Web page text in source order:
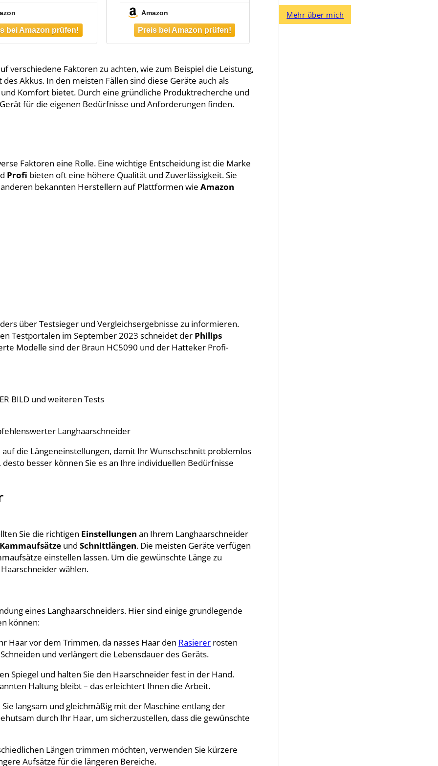
mit Kabel
Haartrimmer Bartschneider
Barttrimmer
Präzisionstrimmer
Langhaarschneider
Wasserdicht 3 In 1
Amazon
verschiedene Faktoren zu achten, wie zum Beispiel die Leistung,
Akkus. In den meisten Fällen sind diese Geräte auch als
Komfort bietet. Durch eine gründliche Produktrecherche und
für die eigenen Bedürfnisse und Anforderungen finden.
Faktoren eine Rolle. Eine wichtige Entscheidung ist die Marke
Profi bieten oft eine höhere Qualität und Zuverlässigkeit. Sie
bekannten Herstellern auf Plattformen wie Amazon
über Testsieger und Vergleichsergebnisse zu informieren.
Testportalen im September 2023 schneidet der Philips
Modelle sind der Braun HC5090 und der Hatteker Profi-
BILD und weiteren Tests
Langhaarschneider
die Längeneinstellungen, damit Ihr Wunschschnitt problemlos
besser können Sie es an Ihre individuellen Bedürfnisse
Sie die richtigen Einstellungen an Ihrem Langhaarschneider
Kammaufsätze und Schnittlängen. Die meisten Geräte verfügen
einstellen lassen. Um die gewünschte Länge zu
wählen.
eines Langhaarschneiders. Hier sind einige grundlegende
können:
Haar vor dem Trimmen, da nasses Haar den Rasierer rosten
und verlängert die Lebensdauer des Geräts.
Spiegel und halten Sie den Haarschneider fest in der Hand.
Haltung bleibt – das erleichtert Ihnen die Arbeit.
Sie langsam und gleichmäßig mit der Maschine entlang der
durch Ihr Haar, um sicherzustellen, dass die gewünschte
Längen trimmen möchten, verwenden Sie kürzere
Aufsätze für die längeren Bereiche.
Mehr über mich